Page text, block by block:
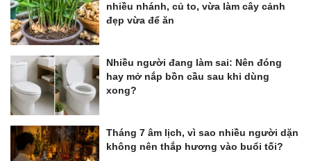
nhiều nhánh, củ to, vừa làm cây cảnh
đẹp vừa để ăn
Nhiều người đang làm sai: Nên đóng
hay mở nắp bồn cầu sau khi dùng
xong?
Tháng 7 âm lịch, vì sao nhiều người dặn
không nên thắp hương vào buổi tối?